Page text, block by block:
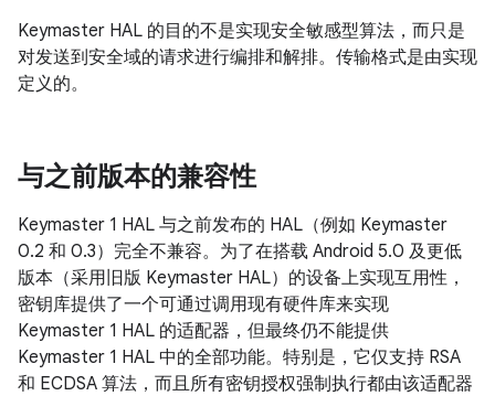
Keymaster HAL 的目的不是实现安全敏感型算法，而只是
对发送到安全域的请求进行编排和解排。传输格式是由实现
定义的。
与之前版本的兼容性
Keymaster 1 HAL 与之前发布的 HAL（例如 Keymaster
0.2 和 0.3）完全不兼容。为了在搭载 Android 5.0 及更低
版本（采用旧版 Keymaster HAL）的设备上实现互用性，
密钥库提供了一个可通过调用现有硬件库来实现
Keymaster 1 HAL 的适配器，但最终仍不能提供
Keymaster 1 HAL 中的全部功能。特别是，它仅支持 RSA
和 ECDSA 算法，而且所有密钥授权强制执行都由该适配器